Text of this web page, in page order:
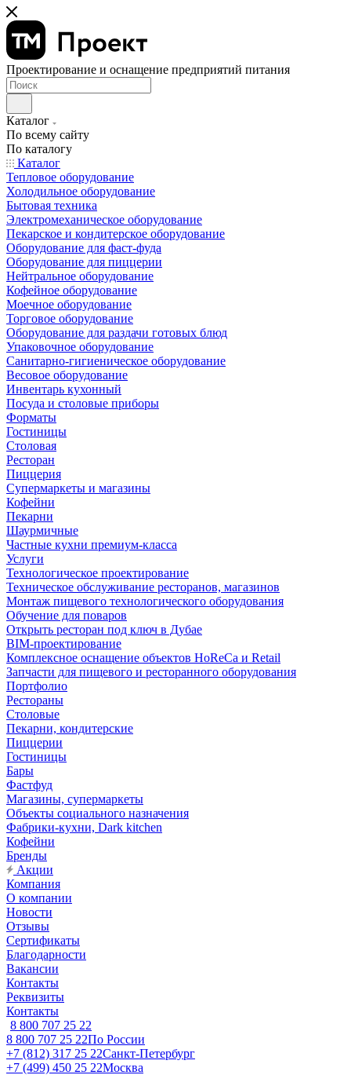
Проектирование и оснащение предприятий питания
Каталог
По всему сайту
По каталогу
Каталог
Тепловое оборудование
Холодильное оборудование
Бытовая техника
Электромеханическое оборудование
Пекарское и кондитерское оборудование
Оборудование для фаст-фуда
Оборудование для пиццерии
Нейтральное оборудование
Кофейное оборудование
Моечное оборудование
Торговое оборудование
Оборудование для раздачи готовых блюд
Упаковочное оборудование
Санитарно-гигиеническое оборудование
Весовое оборудование
Инвентарь кухонный
Посуда и столовые приборы
Форматы
Гостиницы
Столовая
Ресторан
Пиццерия
Супермаркеты и магазины
Кофейни
Пекарни
Шаурмичные
Частные кухни премиум-класса
Услуги
Технологическое проектирование
Техническое обслуживание ресторанов, магазинов
Монтаж пищевого технологического оборудования
Обучение для поваров
Открыть ресторан под ключ в Дубае
BIM-проектирование
Комплексное оснащение объектов HoReCa и Retail
Запчасти для пищевого и ресторанного оборудования
Портфолио
Рестораны
Столовые
Пекарни, кондитерские
Пиццерии
Гостиницы
Бары
Фастфуд
Магазины, супермаркеты
Объекты социального назначения
Фабрики-кухни, Dark kitchen
Кофейни
Бренды
Акции
Компания
О компании
Новости
Отзывы
Сертификаты
Благодарности
Вакансии
Контакты
Реквизиты
Контакты
8 800 707 25 22
8 800 707 25 22По России
+7 (812) 317 25 22Санкт-Петербург
+7 (499) 450 25 22Москва